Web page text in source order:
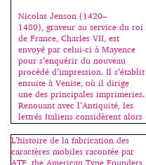
Nicolas Jenson (1420–
1480), graveur au service du roi
de France, Charles VII, est
envoyé par celui-ci à Mayence
pour s’enquérir du nouveau
procédé d’impression. Il s’établit
ensuite à Venise, où il dirige
une des principales imprimeries.
Renouant avec l’Antiquité, les
lettrés Italiens considèrent alors
les lettres lapidaires romaines
comme le dessin idéal des
capitales; la minuscule
carolingienne, influencée par les
L’histoire de la fabrication des
caractères mobiles racontée par